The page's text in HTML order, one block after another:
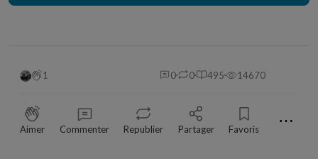
1 0 0 495 14670
Aimer Commenter Republier Partager Favoris ⋯